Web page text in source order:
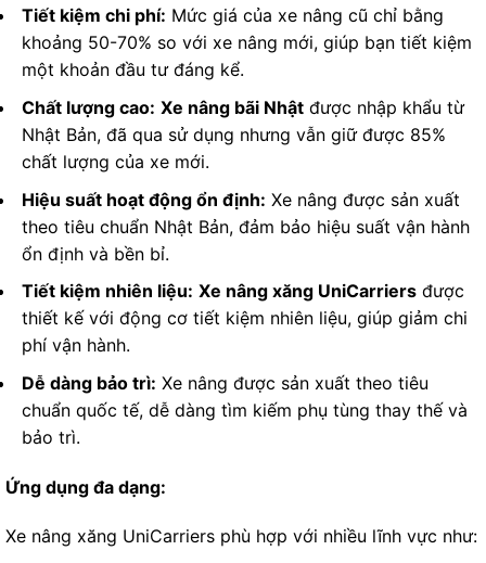
Tiết kiệm chi phí: Mức giá của xe nâng cũ chỉ bằng
khoảng 50-70% so với xe nâng mới, giúp bạn tiết kiệm
một khoản đầu tư đáng kể.
Chất lượng cao: Xe nâng bãi Nhật được nhập khẩu từ
Nhật Bản, đã qua sử dụng nhưng vẫn giữ được 85%
chất lượng của xe mới.
Hiệu suất hoạt động ổn định: Xe nâng được sản xuất
theo tiêu chuẩn Nhật Bản, đảm bảo hiệu suất vận hành
ổn định và bền bỉ.
Tiết kiệm nhiên liệu: Xe nâng xăng UniCarriers được
thiết kế với động cơ tiết kiệm nhiên liệu, giúp giảm chi
phí vận hành.
Dễ dàng bảo trì: Xe nâng được sản xuất theo tiêu
chuẩn quốc tế, dễ dàng tìm kiếm phụ tùng thay thế và
bảo trì.
Ứng dụng đa dạng:
Xe nâng xăng UniCarriers phù hợp với nhiều lĩnh vực như: